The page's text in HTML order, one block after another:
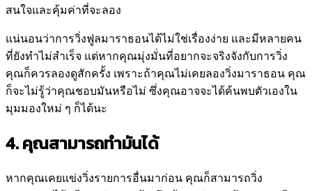
สนใจและคุ้มค่าที่จะลอง
แน่นอนว่าการวิ่งฟูลมาราธอนได้ไม่ใช่เรื่องง่าย และมีหลายคน
ที่ยังทำไม่สำเร็จ แต่หากคุณมุ่งมั่นที่อยากจะจริงจังกับการวิ่ง
คุณก็ควรลองดูสักครั้ง เพราะถ้าคุณไม่เคยลองวิ่งมาราธอน คุณ
ก็จะไม่รู้ว่าคุณชอบมันหรือไม่ ซึ่งคุณอาจจะได้ค้นพบตัวเองใน
มุมมองใหม่ ๆ ก็ได้นะ
4. คุณสามารถทำมันได้
หากคุณเคยแข่งวิ่งรายการอื่นมาก่อน คุณก็สามารถวิ่ง